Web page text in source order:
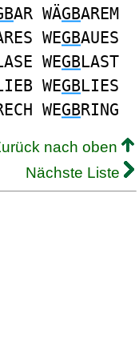
AR WÄGBAREM
WEGBAUES
WEGBLAST
WEGBLIES
WEGBRING
nach oben
Nächste Liste